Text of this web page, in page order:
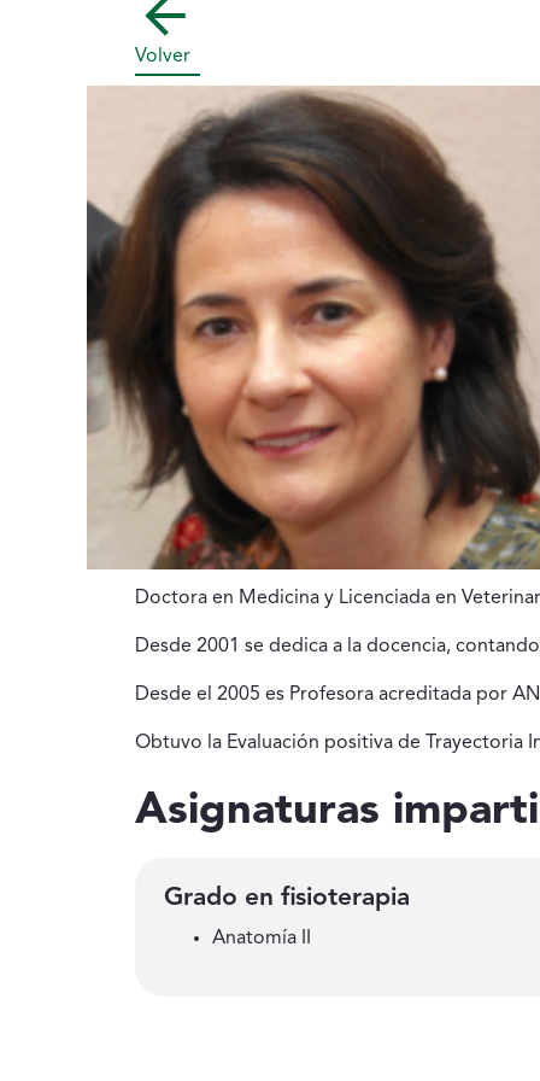
Volver
Doctora en Medicina y Licenciada en
Desde 2001 se dedica a la docencia,
Desde el 2005 es Profesora acreditada por
Obtuvo la Evaluación positiva de Trayectoria
Asignaturas
Grado en fisioterapia
Anatomía II